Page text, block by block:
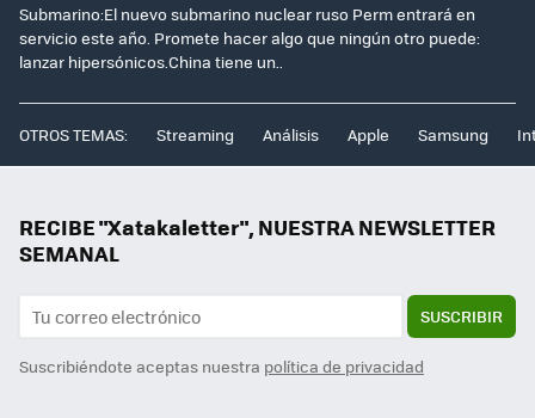
Submarino:El nuevo submarino nuclear ruso Perm entrará en
servicio este año. Promete hacer algo que ningún otro puede:
lanzar hipersónicos.China tiene un..
OTROS TEMAS: Streaming Análisis Apple Samsung
RECIBE "Xatakaletter", NUESTRA NEWSLETTER
SEMANAL
SUSCRIBIR
Suscribiéndote aceptas nuestra política de privacidad